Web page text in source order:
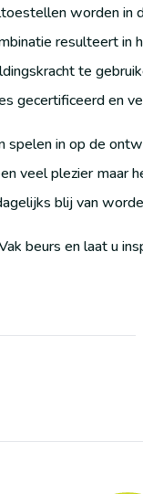
worden
resulteert
te
gecertificeerd en
in op de
veel plezier maar
blij van
beurs en laat u